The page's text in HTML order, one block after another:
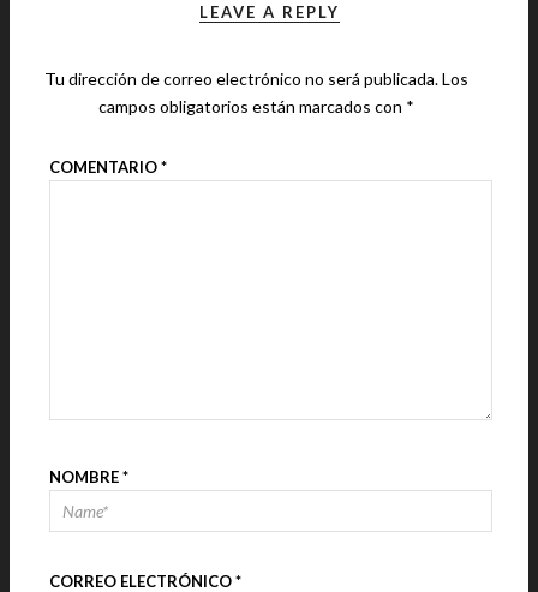
LEAVE A REPLY
Tu dirección de correo electrónico no será publicada.Los
campos obligatorios están marcados con *
COMENTARIO*
NOMBRE*
CORREO ELECTRÓNICO*